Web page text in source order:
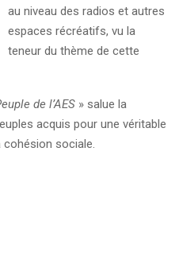
au niveau des radios et autres
espaces récréatifs, vu la
teneur du thème de cette
de l’AES » salue la
acquis pour une véritable
cohésion sociale.